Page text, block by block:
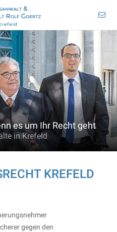
es um Ihr Recht geht
in Krefeld
KREFELD
gegen den